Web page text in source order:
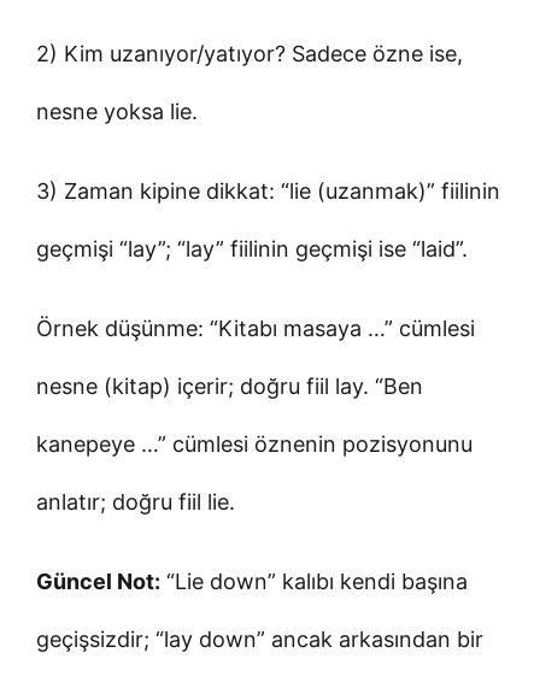
2) Kim uzanıyor/yatıyor? Sadece özne ise,
nesne yoksa lie.
3) Zaman kipine dikkat: “lie (uzanmak)” fiilinin
geçmişi “lay”; “lay” fiilinin geçmişi ise “laid”.
Örnek düşünme: “Kitabı masaya …” cümlesi
nesne (kitap) içerir; doğru fiil lay. “Ben
kanepeye …” cümlesi öznenin pozisyonunu
anlatır; doğru fiil lie.
Güncel Not: “Lie down” kalıbı kendi başına
geçişsizdir; “lay down” ancak arkasından bir